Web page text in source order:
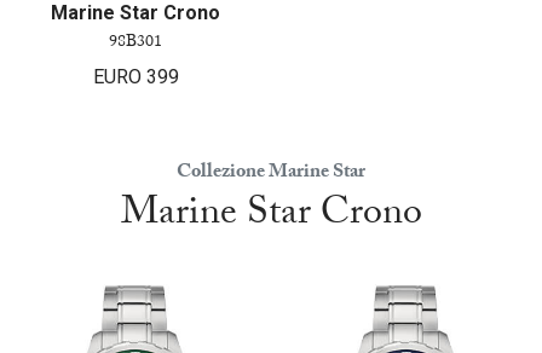
Marine Star Crono
98B301
EURO 399
Collezione Marine Star
Marine Star Crono